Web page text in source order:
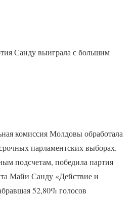
Санду выиграла с большим
комиссия Молдовы обработала
парламентских выборах.
подсчетам, победила партия
Майи Санду «Действие и
52,80% голосов